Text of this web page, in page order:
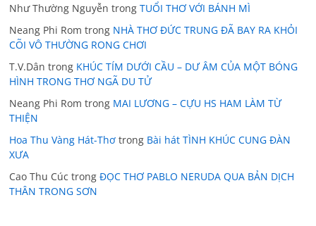
Như Thường Nguyễn trongTUỔI THƠ VỚI BÁNH MÌ
Neang Phi Rom trong NHÀ THƠ ĐỨC TRUNG ĐÃ BAY RA KHỎI
CÕI VÔ THƯỜNG RONG CHƠI
T.V.Dân trong KHÚC TÍM DƯỚI CẦU – DƯ ÂM CỦA MỘT BÓNG
HÌNH TRONG THƠ NGÃ DU TỬ
Neang Phi Rom trong MAI LƯƠNG – CỰU HS HAM LÀM TỪ
THIỆN
Hoa Thu Vàng Hát-Thơ trong Bài hát TÌNH KHÚC CUNG ĐÀN
XƯA
Cao Thu Cúc trongĐỌC THƠ PABLO NERUDA QUA BẢN DỊCH
THÂN TRONG SƠN